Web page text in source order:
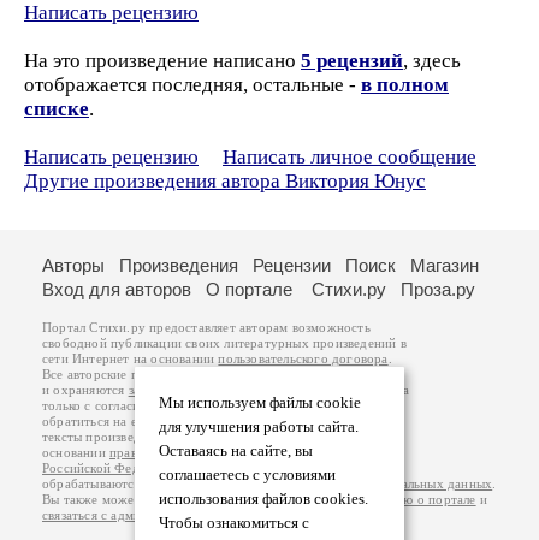
Написать рецензию
На это произведение написано 5 рецензий, здесь
отображается последняя, остальные - в полном
списке.
Написать рецензию
Написать личное сообщение
Другие произведения автора Виктория Юнус
Мы используем файлы cookie
для улучшения работы сайта.
Оставаясь на сайте, вы
соглашаетесь с условиями
использования файлов cookies.
Чтобы ознакомиться с
Авторы Произведения Рецензии Поиск
Магазин
Вход для авторов
О портале Стихи.ру Проза.ру
Портал Стихи.ру предоставляет авторам возможность
свободной публикации своих литературных произведений в
сети Интернет на основаниипользовательского договора
Все авторские права на произведения принадлежат авторам
и охраняются законом
. Перепечатка произведений возможна
только с согласия его автора, к которому вы можете
обратиться на его авторской странице. Ответственность за
тексты произведений авторы несут самостоятельно на
основанииправил публикацииизаконодательства
Российской Федерации
обрабатываются на основанииПолитики обработки персональных данных
Вы также можете посмотреть более подробнуюинформацию о портале и
связаться с администрацией